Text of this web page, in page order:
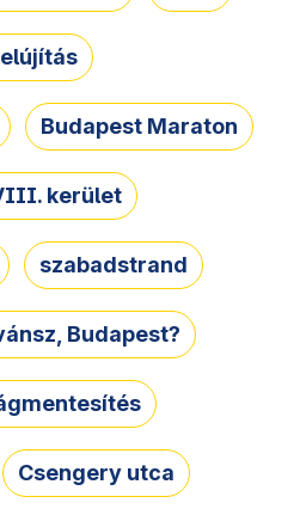
Budapest Maraton
kerület
szabadstrand
Budapest?
Csengery utca